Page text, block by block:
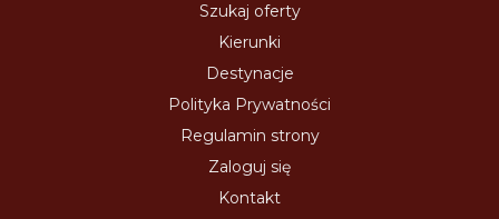
Szukaj oferty
Kierunki
Destynacje
Polityka Prywatności
Regulamin strony
Zaloguj się
Kontakt